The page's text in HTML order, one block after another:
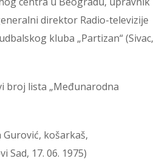
direktor Radio-televizije
kluba „Partizan“ (Sivac,
broj lista „Međunarodna
Gurović, košarkaš,
Sad, 17. 06. 1975)